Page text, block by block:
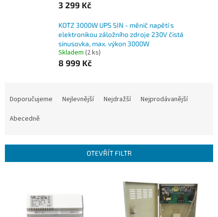
3 299 Kč
KOTZ 3000W UPS SIN - měnič napětí s
elektronikou záložního zdroje 230V čistá
sinusovka, max. výkon 3000W
Skladem (2 ks)
8 999 Kč
r
Doporučujeme Nejlevnější Nejdražší
Nejprodávanější
Abecedně
OTEVŘÍT FILTR